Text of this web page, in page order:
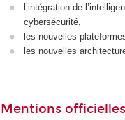
l’intégration de
cybersécurité,
les nouvelles
les nouvelles
Mentions officielles